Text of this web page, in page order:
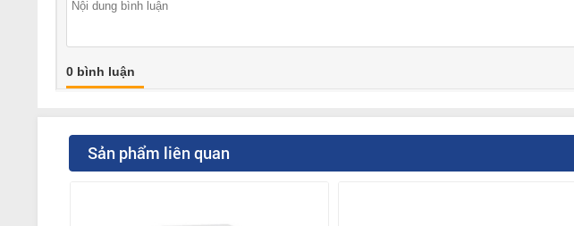
0 bình luận
Sản phẩm liên quan